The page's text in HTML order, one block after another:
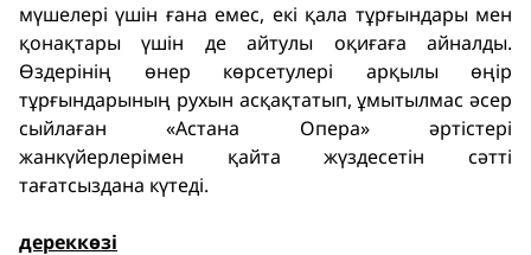
мүшелері үшін ғана емес, екі қала тұрғындары мен
қонақтары үшін де айтулы оқиғаға айналды.
Өздерінің өнер көрсетулері арқылы өңір
тұрғындарының рухын асқақтатып, ұмытылмас әсер
сыйлаған «Астана Опера» әртістері
жанкүйерлерімен қайта жүздесетін сәтті
тағатсыздана күтеді.
дереккөзі